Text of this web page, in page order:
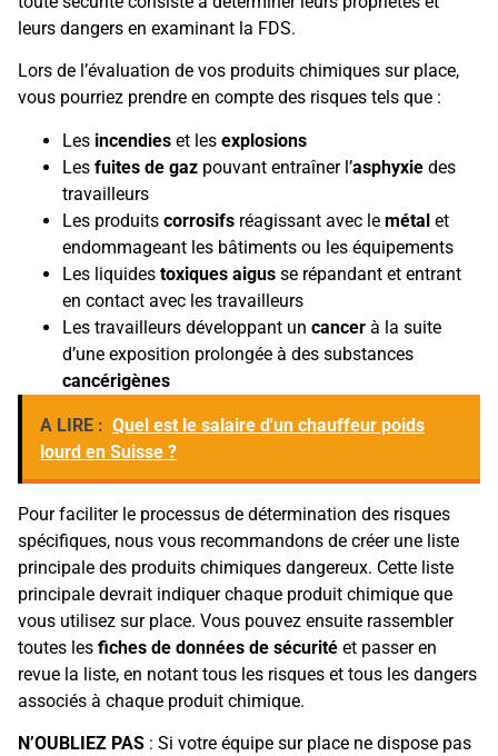
leurs dangers en examinant la FDS.
Lors de l’évaluation de vos produits chimiques sur place,
vous pourriez prendre en compte des risques tels que :
Les incendies et les explosions
Les fuites de gaz pouvant entraîner l’asphyxie des
travailleurs
Les produits corrosifs réagissant avec le métal et
endommageant les bâtiments ou les équipements
Les liquides toxiques aigus se répandant et entrant
en contact avec les travailleurs
Les travailleurs développant un cancer à la suite
d’une exposition prolongée à des substances
cancérigènes
A LIRE : Quel est le salaire d'un chauffeur poids
lourd en Suisse ?
Pour faciliter le processus de détermination des risques
spécifiques, nous vous recommandons de créer une liste
principale des produits chimiques dangereux. Cette liste
principale devrait indiquer chaque produit chimique que
vous utilisez sur place. Vous pouvez ensuite rassembler
toutes les fiches de données de sécurité et passer en
revue la liste, en notant tous les risques et tous les dangers
associés à chaque produit chimique.
N’OUBLIEZ PAS : Si votre équipe sur place ne dispose pas